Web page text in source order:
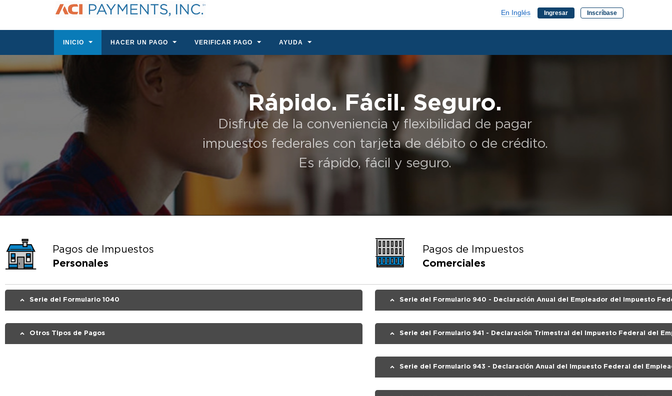
En Inglés Ingresar Inscríbase
INICIO HACER UN PAGO VERIFICAR PAGO AYUDA
Rápido. Fácil. Seguro.
Disfrute de la conveniencia y flexibilidad de pagar
impuestos federales con tarjeta de débito o de crédito.
Es rápido, fácil y seguro.
Pagos de Impuestos
Personales
Serie del Formulario 1040
Otros Tipos de Pagos
Pagos de Impuestos
Comerciales
Serie del Formulario 940 - Declaración Anual del Empleador del Impuesto
Serie del Formulario 941 - Declaración Trimestral del Impuesto Federal del
Serie del Formulario 943 - Declaración Anual del Impuesto Federal del